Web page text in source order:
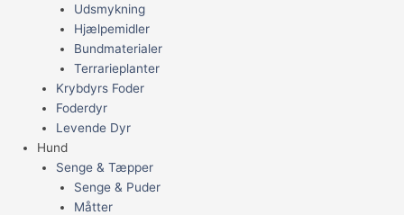
Udsmykning
Hjælpemidler
Bundmaterialer
Terrarieplanter
Krybdyrs Foder
Foderdyr
Levende Dyr
Hund
Senge & Tæpper
Senge & Puder
Måtter